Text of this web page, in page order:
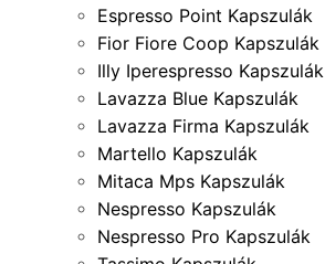
Espresso Point Kapszulák
Fior Fiore Coop Kapszulák
Illy Iperespresso Kapszulák
Lavazza Blue Kapszulák
Lavazza Firma Kapszulák
Martello Kapszulák
Mitaca Mps Kapszulák
Nespresso Kapszulák
Nespresso Pro Kapszulák